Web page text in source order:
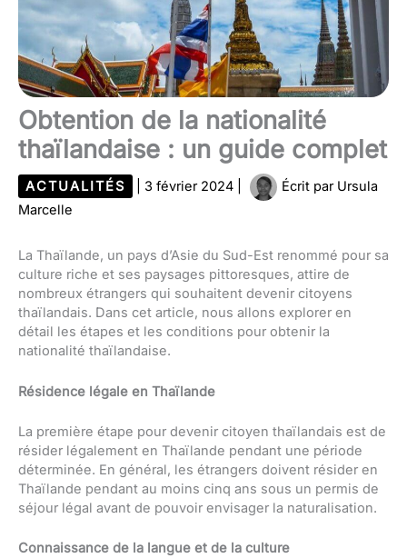
Obtention de la nationalité
thaïlandaise : un guide complet
ACTUALITÉS 3 février 2024 Écrit par Ursula
Marcelle
La Thaïlande, un pays d’Asie du Sud-Est renommé pour sa
culture riche et ses paysages pittoresques, attire de
nombreux étrangers qui souhaitent devenir citoyens
thaïlandais. Dans cet article, nous allons explorer en
détail les étapes et les conditions pour obtenir la
nationalité thaïlandaise.
Résidence légale en Thaïlande
La première étape pour devenir citoyen thaïlandais est de
résider légalement en Thaïlande pendant une période
déterminée. En général, les étrangers doivent résider en
Thaïlande pendant au moins cinq ans sous un permis de
séjour légal avant de pouvoir envisager la naturalisation.
Connaissance de la langue et de la culture